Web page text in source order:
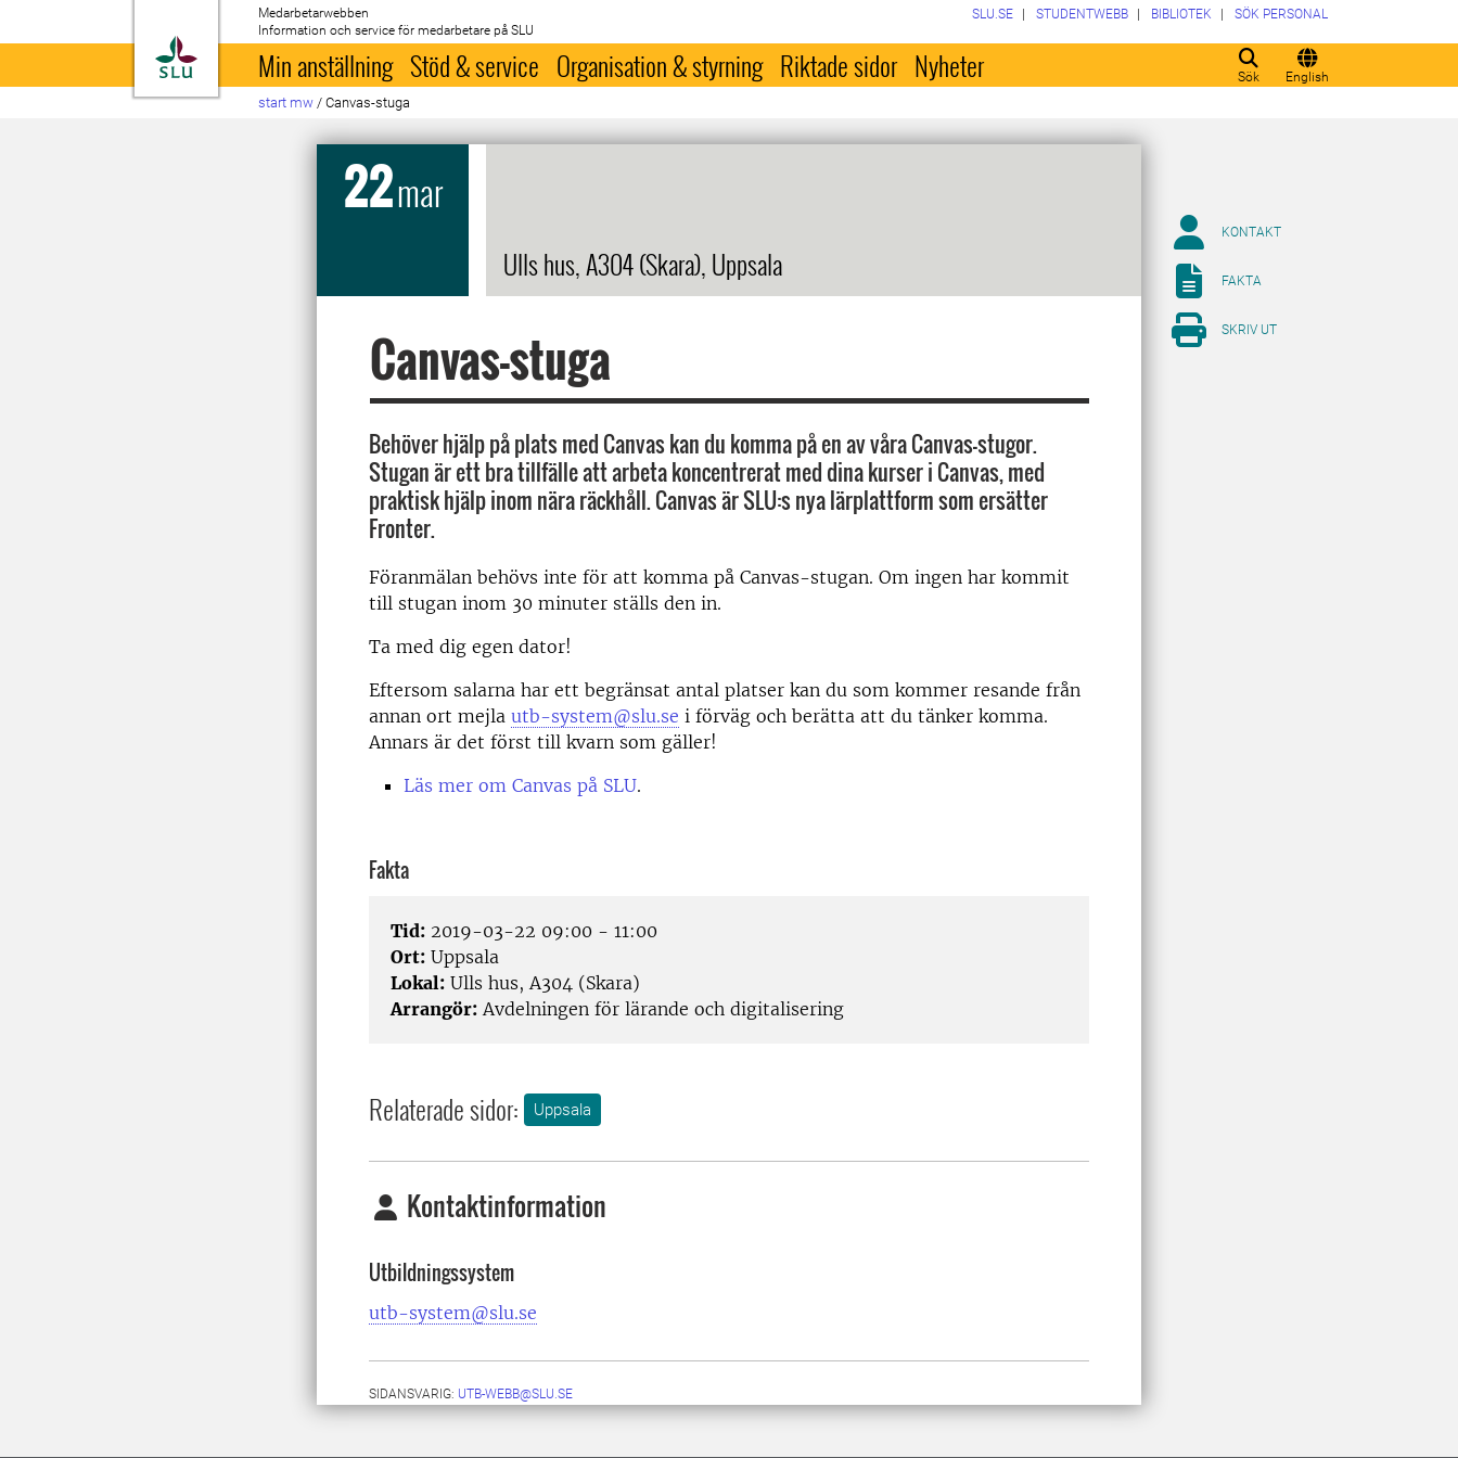
Till startsida
Medarbetarwebben
Information och service för medarbetare på SLU
Sök English
SLU.SE STUDENTWEBB BIBLIOTEK SÖK PERSONAL
Min anställning Stöd & service Organisation & styrning Riktade sidor Nyheter
start mw / Canvas-stuga
22mar
Ulls hus, A304 (Skara), Uppsala
Canvas-stuga
Behöver hjälp på plats med Canvas kan du komma på en av våra Canvas-stugor.
Stugan är ett bra tillfälle att arbeta koncentrerat med dina kurser i Canvas, med
praktisk hjälp inom nära räckhåll. Canvas är SLU:s nya lärplattform som ersätter
Fronter.
Föranmälan behövs inte för att komma på Canvas-stugan. Om ingen har kommit
till stugan inom 30 minuter ställs den in.
Ta med dig egen dator!
Eftersom salarna har ett begränsat antal platser kan du som kommer resande från
annan ort mejla utb-system@slu.se i förväg och berätta att du tänker komma.
Annars är det först till kvarn som gäller!
Läs mer om Canvas på SLU.
Fakta
Tid: 2019-03-22 09:00 - 11:00
Ort: Uppsala
Lokal: Ulls hus, A304 (Skara)
Arrangör: Avdelningen för lärande och digitalisering
Relaterade sidor: Uppsala
Kontaktinformation
Utbildningssystem
utb-system@slu.se
SIDANSVARIG: UTB-WEBB@SLU.SE
KONTAKT
FAKTA
SKRIV UT